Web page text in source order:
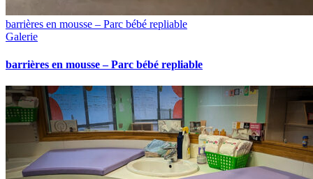
barrières en mousse – Parc bébé repliable
Galerie
barrières en mousse – Parc bébé repliable